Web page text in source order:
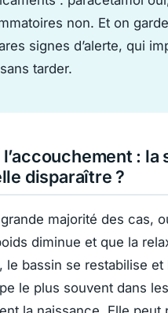
non. Et on
signes d’alerte, qui
tarder.
: la
disparaître ?
majorité des cas,
diminue et que la
le bassin se restabilise et
le plus souvent dans